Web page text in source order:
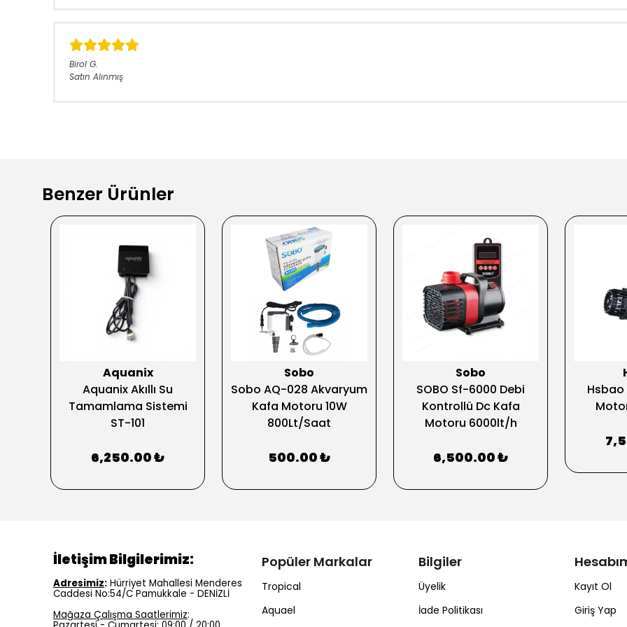
Birol G.
Satın Alınmış
Benzer Ürünler
Aquanix
Aquanix Akıllı Su
Tamamlama Sistemi
ST-101
6,250.00 ₺
Sobo
Sobo AQ-028 Akvaryum
Kafa Motoru 10W
800Lt/Saat
500.00 ₺
Sobo
SOBO Sf-6000 Debi
Kontrollü Dc Kafa
Motoru 6000lt/h
6,500.00 ₺
Hsbao
Popüler Markalar
Tropical
Aquael
Bilgiler
Üyelik
İade Politikası
Kayıt Ol
Giriş Yap
İletişim Bilgilerimiz:
Adresimiz: Hürriyet Mahallesi Menderes
Caddesi No:54/C Pamukkale - DENİZLİ
Mağaza Çalışma Saatlerimiz: